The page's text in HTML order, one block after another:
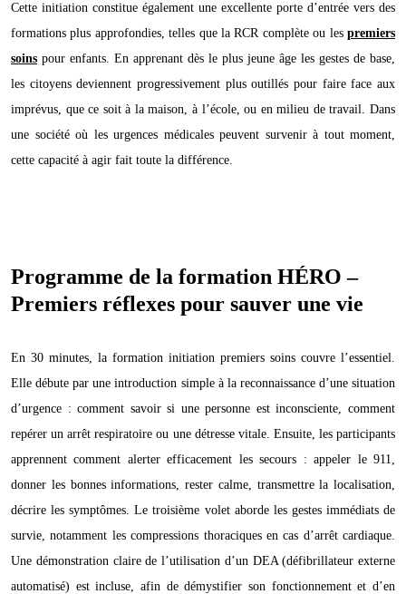
Cette initiation constitue également une excellente porte d’entrée vers des
formations plus approfondies, telles que la RCR complète ou les premiers
soins pour enfants. En apprenant dès le plus jeune âge les gestes de base,
les citoyens deviennent progressivement plus outillés pour faire face aux
imprévus, que ce soit à la maison, à l’école, ou en milieu de travail. Dans
une société où les urgences médicales peuvent survenir à tout moment,
cette capacité à agir fait toute la différence.
Programme de la formation HÉRO –
Premiers réflexes pour sauver une vie
En 30 minutes, la formation initiation premiers soins couvre l’essentiel.
Elle débute par une introduction simple à la reconnaissance d’une situation
d’urgence : comment savoir si une personne est inconsciente, comment
repérer un arrêt respiratoire ou une détresse vitale. Ensuite, les participants
apprennent comment alerter efficacement les secours : appeler le 911,
donner les bonnes informations, rester calme, transmettre la localisation,
décrire les symptômes. Le troisième volet aborde les gestes immédiats de
survie, notamment les compressions thoraciques en cas d’arrêt cardiaque.
Une démonstration claire de l’utilisation d’un DEA (défibrillateur externe
automatisé) est incluse, afin de démystifier son fonctionnement et d’en